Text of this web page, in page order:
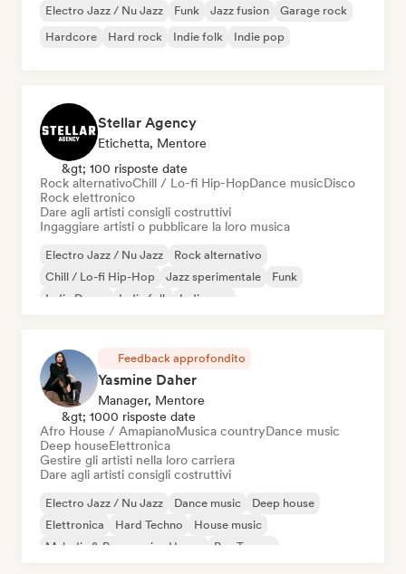
Electro Jazz / Nu Jazz Funk Jazz fusion
Garage rock
Hardcore
Hard rock Indie folk Indie pop
Stellar Agency
Etichetta, Mentore
&gt; 100 risposte date
Rock alternativoChill / Lo-fi Hip-HopDance musicDisco
Rock elettronico
Dare agli artisti consigli costruttivi
Ingaggiare artisti o pubblicare la loro musica
Electro Jazz / Nu Jazz
Rock alternativo
Chill / Lo-fi Hip-Hop
Jazz sperimentale
Funk
Indie Dance
Indie folk Indie pop
Feedback approfondito
Yasmine Daher
Manager, Mentore
&gt; 1000 risposte date
Afro House / AmapianoMusica countryDance music
Deep houseElettronica
Gestire gli artisti nella loro carriera
Dare agli artisti consigli costruttivi
Electro Jazz / Nu Jazz Dance music
Deep house
Elettronica
Hard Techno
House music
Melodic & Progressive House
Psy-Trance